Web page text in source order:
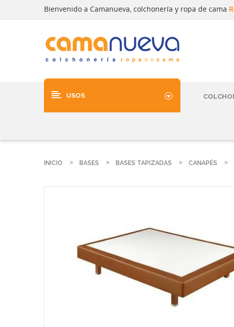
Bienvenido a Camanueva, colchonería y ropa de cama
USOS
INICIO BASES BASES TAPIZADAS CANAPÉS